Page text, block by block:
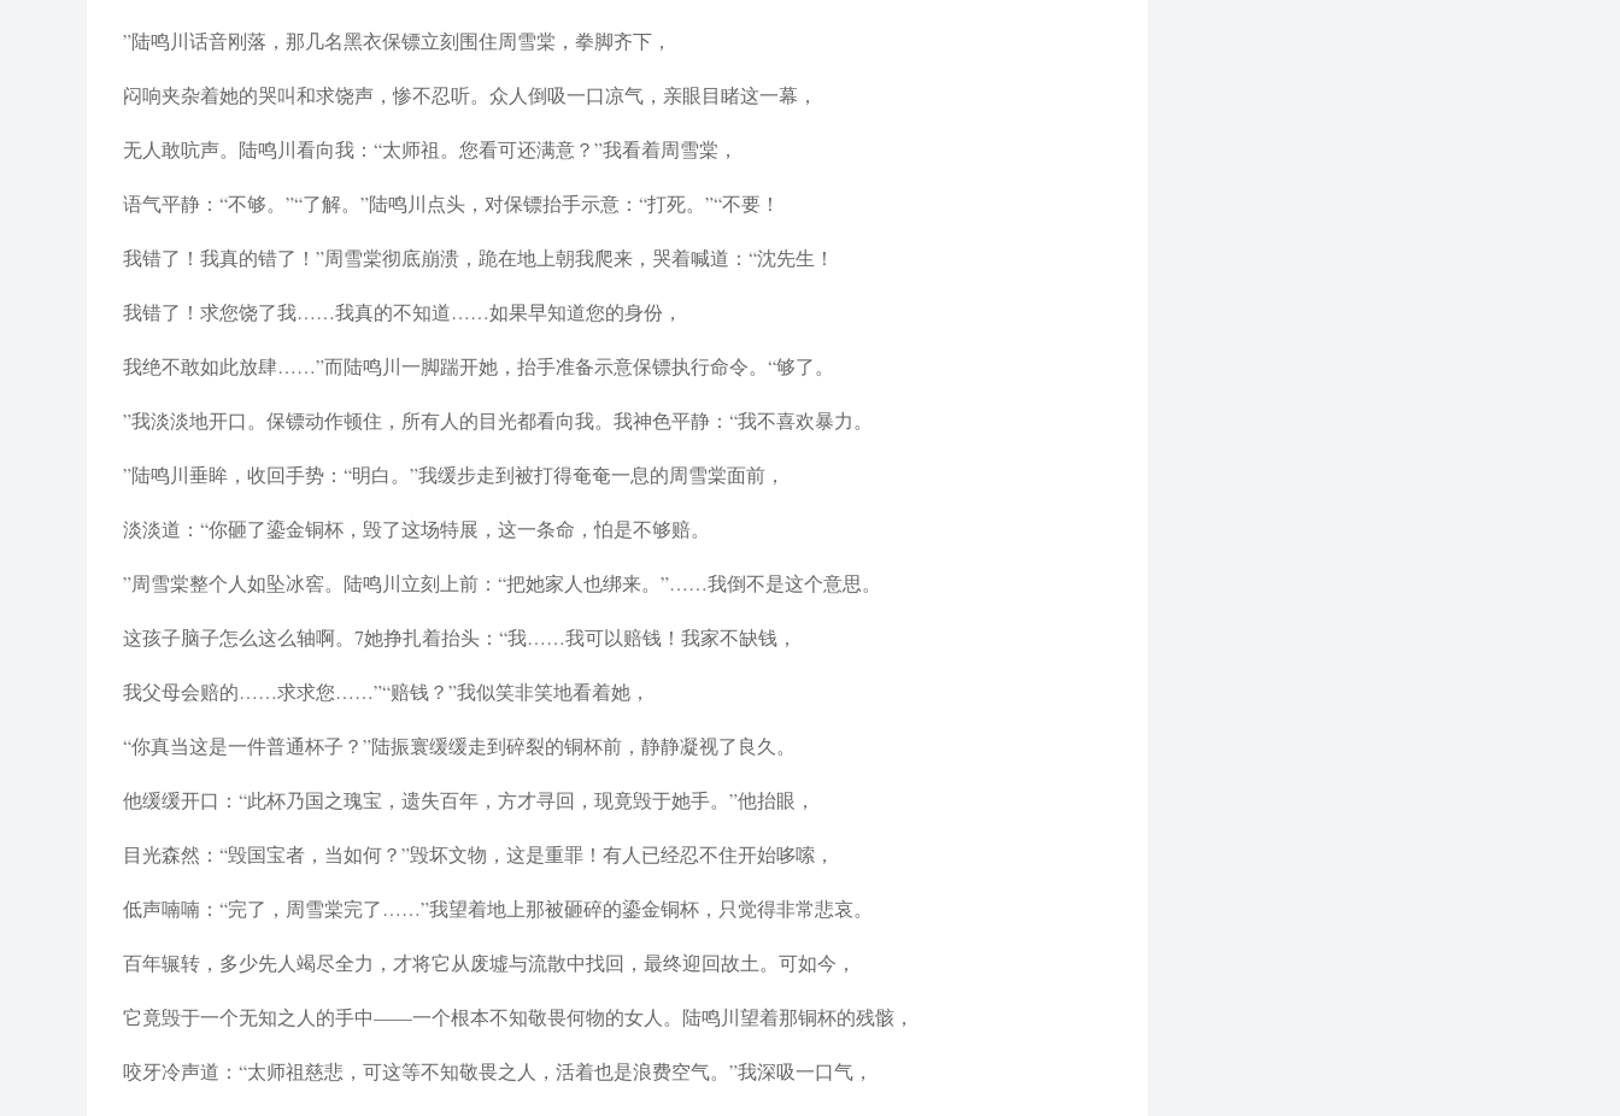
”陆鸣川话音刚落，那几名黑衣保镖立刻围住周雪棠，拳脚齐下，
闷响夹杂着她的哭叫和求饶声，惨不忍听。众人倒吸一口凉气，亲眼目睹这一幕，
无人敢吭声。陆鸣川看向我：“太师祖。您看可还满意？”我看着周雪棠，
语气平静：“不够。”“了解。”陆鸣川点头，对保镖抬手示意：“打死。”“不要！
我错了！我真的错了！”周雪棠彻底崩溃，跪在地上朝我爬来，哭着喊道：“沈先生！
我错了！求您饶了我……我真的不知道……如果早知道您的身份，
我绝不敢如此放肆……”而陆鸣川一脚踹开她，抬手准备示意保镖执行命令。“够了。
”我淡淡地开口。保镖动作顿住，所有人的目光都看向我。我神色平静：“我不喜欢暴力。
”陆鸣川垂眸，收回手势：“明白。”我缓步走到被打得奄奄一息的周雪棠面前，
淡淡道：“你砸了鎏金铜杯，毁了这场特展，这一条命，怕是不够赔。
”周雪棠整个人如坠冰窖。陆鸣川立刻上前：“把她家人也绑来。”……我倒不是这个意思。
这孩子脑子怎么这么轴啊。7她挣扎着抬头：“我……我可以赔钱！我家不缺钱，
我父母会赔的……求求您……”“赔钱？”我似笑非笑地看着她，
“你真当这是一件普通杯子？”陆振寰缓缓走到碎裂的铜杯前，静静凝视了良久。
他缓缓开口：“此杯乃国之瑰宝，遗失百年，方才寻回，现竟毁于她手。”他抬眼，
目光森然：“毁国宝者，当如何？”毁坏文物，这是重罪！有人已经忍不住开始哆嗦，
低声喃喃：“完了，周雪棠完了……”我望着地上那被砸碎的鎏金铜杯，只觉得非常悲哀。
百年辗转，多少先人竭尽全力，才将它从废墟与流散中找回，最终迎回故土。可如今，
它竟毁于一个无知之人的手中——一个根本不知敬畏何物的女人。陆鸣川望着那铜杯的残骸，
咬牙冷声道：“太师祖慈悲，可这等不知敬畏之人，活着也是浪费空气。”我深吸一口气，